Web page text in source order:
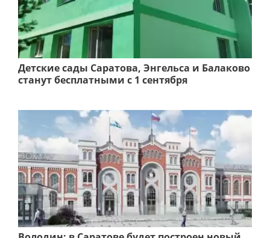
Детские сады Саратова, Энгельса и Балаково
станут бесплатными с 1 сентября